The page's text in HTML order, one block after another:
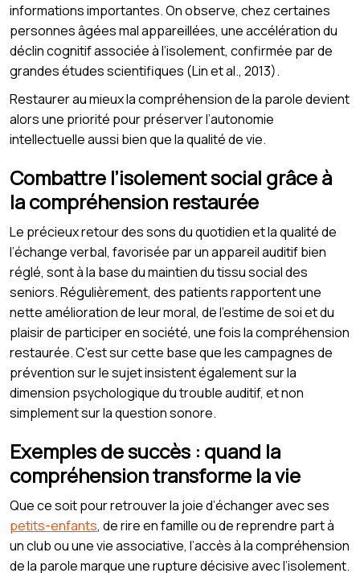
informations importantes. On observe, chez certaines
personnes âgées mal appareillées, une accélération du
déclin cognitif associée à l’isolement, confirmée par de
grandes études scientifiques (Lin et al., 2013).
Restaurer au mieux la compréhension de la parole devient
alors une priorité pour préserver l’autonomie
intellectuelle aussi bien que la qualité de vie.
Combattre l’isolement social grâce à
la compréhension restaurée
Le précieux retour des sons du quotidien et la qualité de
l’échange verbal, favorisée par un appareil auditif bien
réglé, sont à la base du maintien du tissu social des
seniors. Régulièrement, des patients rapportent une
nette amélioration de leur moral, de l’estime de soi et du
plaisir de participer en société, une fois la compréhension
restaurée. C’est sur cette base que les campagnes de
prévention sur le sujet insistent également sur la
dimension psychologique du trouble auditif, et non
simplement sur la question sonore.
Exemples de succès : quand la
compréhension transforme la vie
Que ce soit pour retrouver la joie d’échanger avec ses
petits-enfants, de rire en famille ou de reprendre part à
un club ou une vie associative, l’accès à la compréhension
de la parole marque une rupture décisive avec l’isolement.